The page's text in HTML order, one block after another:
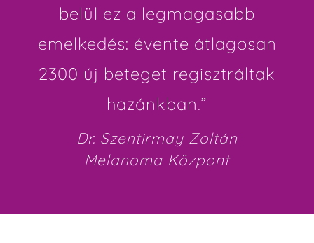
belül ez a legmagasabb
emelkedés: évente átlagosan
2300 új beteget regisztráltak
hazánkban.”
Dr. Szentirmay Zoltán
Melanoma Központ